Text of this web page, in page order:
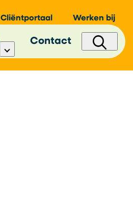
Cliëntportaal Werken bij
Contact